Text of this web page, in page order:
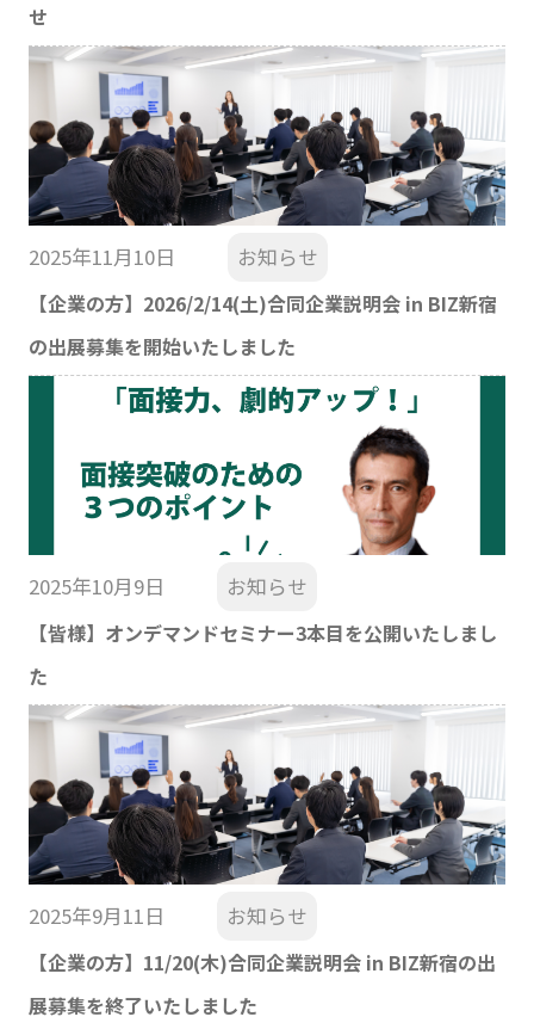
せ
2025年11月10日
お知らせ
【企業の方】2026/2/14(土)合同企業説明会 in BIZ新宿
の出展募集を開始いたしました
2025年10月9日
お知らせ
【皆様】オンデマンドセミナー3本目を公開いたしまし
た
2025年9月11日
お知らせ
【企業の方】11/20(木)合同企業説明会 in BIZ新宿の出
展募集を終了いたしました